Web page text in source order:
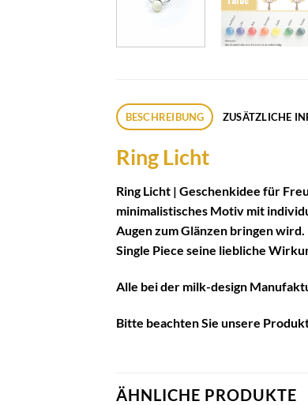
BESCHREIBUNG ZUSÄTZLICHE
Ring Licht
Ring Licht | Geschenkidee für
minimalistisches Motiv mit
Augen zum Glänzen bringen
Single Piece seine liebliche
Alle bei der milk-design
Bitte beachten Sie unsere
ÄHNLICHE PRODUKTE